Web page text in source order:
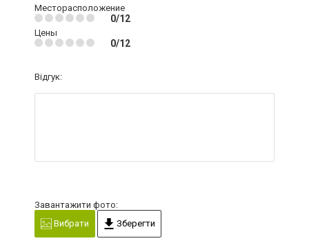
Месторасположение
0/12
Цены
0/12
Відгук:
Завантажити фото:
Вибрати
Зберегти